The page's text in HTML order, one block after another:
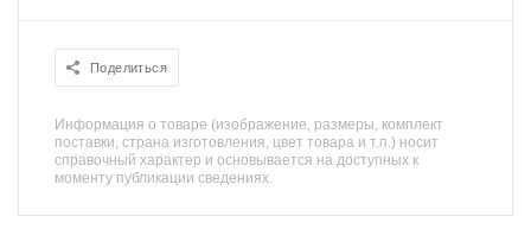
Поделиться
Информация о товаре (изображение, размеры, комплект
поставки, страна изготовления, цвет товара и т.п.) носит
справочный характер и основывается на доступных к
моменту публикации сведениях.